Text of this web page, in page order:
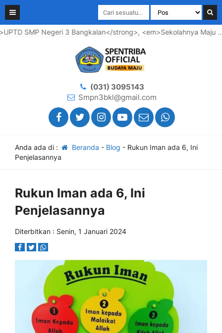
SMP Negeri 3 Bangkalan</strong>, <em>Sekolahnya Maju ....
(031) 3095143
Smpn3bkl@gmail.com
Anda ada di : Beranda - Blog - Rukun Iman ada 6, Ini
Penjelasannya
Rukun Iman ada 6, Ini
Penjelasannya
Diterbitkan : Senin, 1 Januari 2024